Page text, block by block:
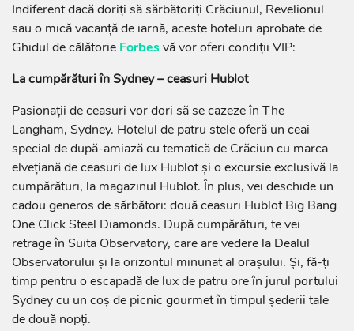
Indiferent dacă doriți să sărbătoriți Crăciunul, Revelionul
sau o mică vacanță de iarnă, aceste hoteluri aprobate de
Ghidul de călătorie Forbesvă vor oferi condiții VIP:
La cumpărături în Sydney – ceasuri Hublot
Pasionații de ceasuri vor dori să se cazeze în The
Langham, Sydney. Hotelul de patru stele oferă un ceai
special de după-amiază cu tematică de Crăciun cu marca
elvețiană de ceasuri de lux Hublot și o excursie exclusivă la
cumpărături, la magazinul Hublot. În plus, vei deschide un
cadou generos de sărbători: două ceasuri Hublot Big Bang
One Click Steel Diamonds. După cumpărături, te vei
retrage în Suita Observatory, care are vedere la Dealul
Observatorului și la orizontul minunat al orașului. Și, fă-ți
timp pentru o escapadă de lux de patru ore în jurul portului
Sydney cu un coș de picnic gourmet în timpul șederii tale
de două nopți.